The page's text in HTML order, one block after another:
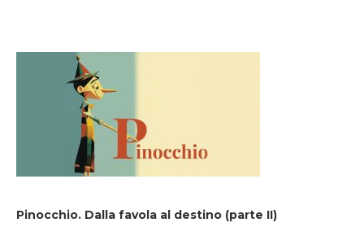
Pinocchio. Dalla favola al destino (parte II)